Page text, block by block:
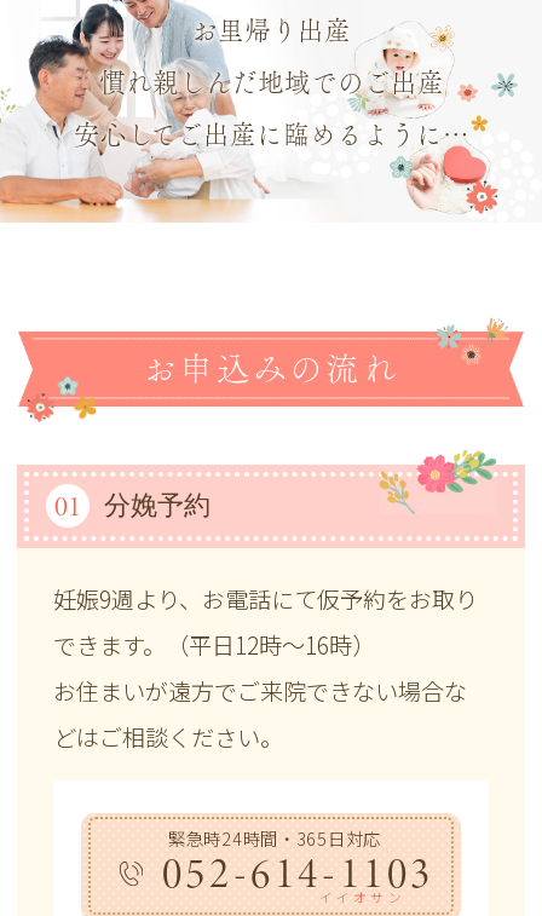
お里帰り出産
慣れ親しんだ地域でのご出産
安心してご出産に臨めるように…
お申込みの流れ
01 分娩予約
妊娠9週より、お電話にて仮予約をお取り
できます。（平日12時～16時）
お住まいが遠方でご来院できない場合な
どはご相談ください。
緊急時24時間・365日対応
イイオサン
052-614-1103